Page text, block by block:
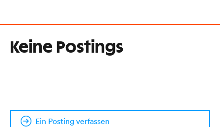
Keine Postings
Ein Posting verfassen